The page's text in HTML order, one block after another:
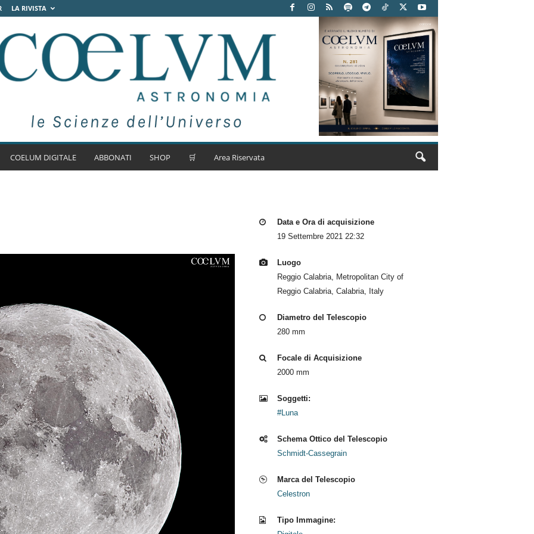
LA RIVISTA
COELUM DIGITALE ABBONATI SHOP 🛒 Area Riservata
Data e Ora di acquisizione
19 Settembre 2021 22:32
Luogo
Reggio Calabria, Metropolitan City of
Reggio Calabria, Calabria, Italy
Diametro del Telescopio
280 mm
Focale di Acquisizione
2000 mm
Soggetti:
#Luna
Schema Ottico del Telescopio
Schmidt-Cassegrain
Marca del Telescopio
Celestron
Tipo Immagine: